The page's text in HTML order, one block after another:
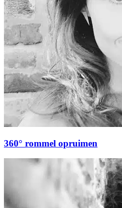
360° rommel opruimen